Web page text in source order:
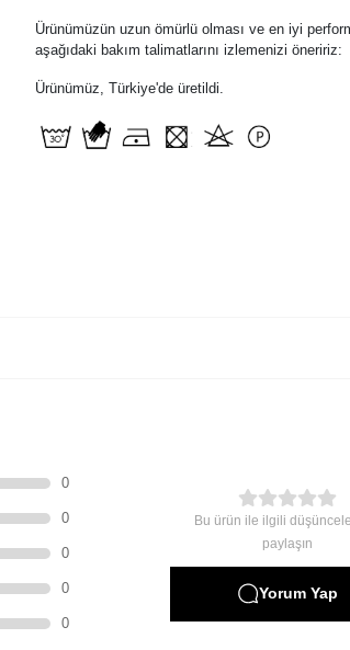
Ürünümüzün uzun ömürlü olması ve en iyi
aşağıdaki bakım talimatlarını izlemenizi öneririz:
Ürünümüz, Türkiye'de üretildi.
0
0
0
0
0
Bu ürün ile ilgili
paylaşın
Yorum Yap